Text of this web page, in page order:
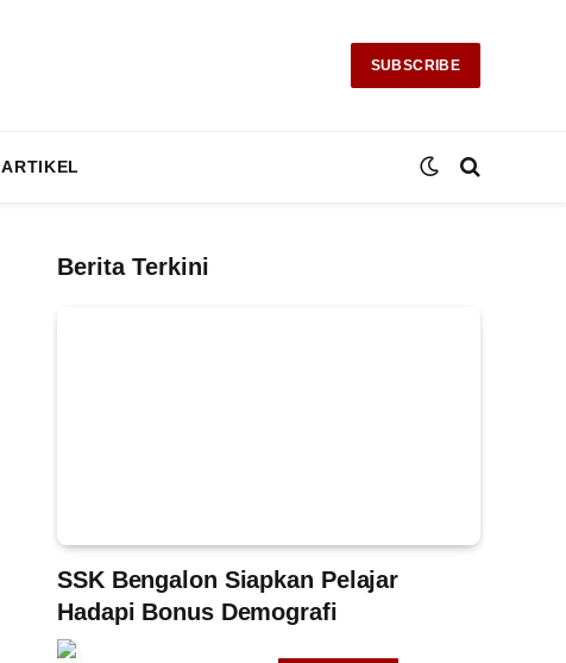
SUBSCRIBE
ARTIKEL
Berita Terkini
SSK Bengalon Siapkan Pelajar
Hadapi Bonus Demografi